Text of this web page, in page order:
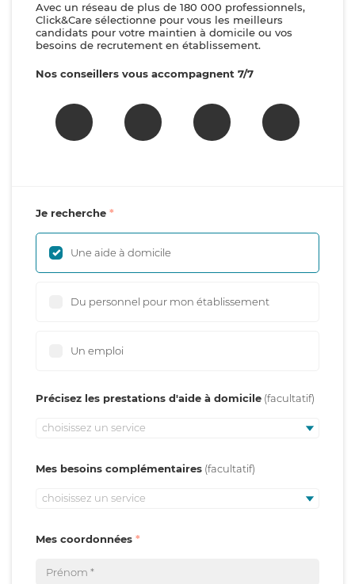
Avec un réseau de plus de 180 000 professionnels,
Click&Care sélectionne pour vous les meilleurs
candidats pour votre maintien à domicile ou vos
besoins de recrutement en établissement.
Nos conseillers vous accompagnent 7/7
Je recherche
Une aide à domicile
Du personnel pour mon établissement
Un emploi
Précisez les prestations d'aide à domicile
choisissez un service
Mes besoins complémentaires
choisissez un service
Mes coordonnées